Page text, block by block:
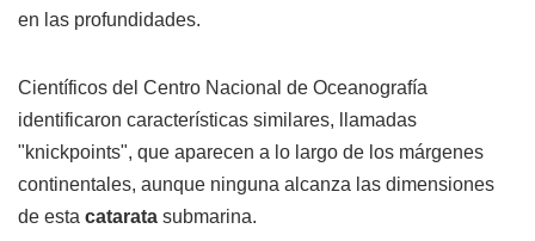
en las profundidades.
Científicos del Centro Nacional de Oceanografía
identificaron características similares, llamadas
"knickpoints", que aparecen a lo largo de los márgenes
continentales, aunque ninguna alcanza las dimensiones
de esta catarata submarina.